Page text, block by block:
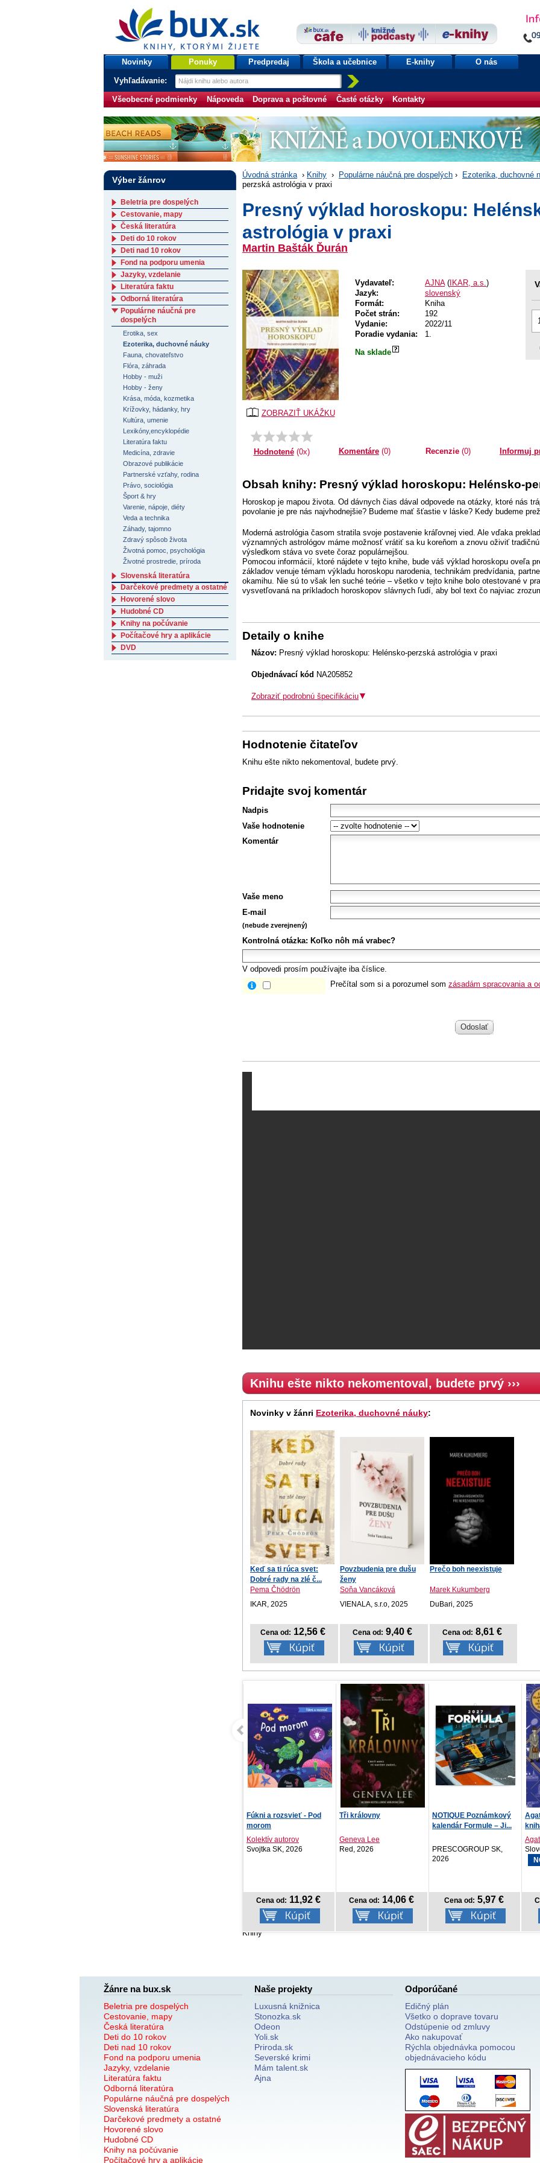
bux.sk
knihy, ktorými žijete
Úvodná stránka
Novinky Ponuky Predpredaj Škola a učebnice E-knihy O nás
Vyhľadávanie:
Všeobecné podmienky Nápoveda Doprava a poštovné Časté otázky Kontakty
Úvodná stránka › Knihy › Populárne náučná pre dospelých › Ezoterika, duchovné
perzská astrológia v praxi
Presný výklad horoskopu:
astrológia v praxi
Martin Bašták Ďurán
ZOBRAZIŤ UKÁŽKU
Vydavateľ: AJNA( IKAR, a.s.)
Jazyk:
slovenský
Formát:
Kniha
Počet strán:
192
Vydanie:
2022/11
Poradie vydania:
1.
Na sklade
Hodnotené(0x) Komentáre (0) Recenzie(0) Informuj
Obsah knihy: Presný výklad horoskopu: Helénsko-
Horoskop je mapou života. Od dávnych čias dával odpovede na otázky, ktoré nás
povolanie je pre nás najvhodnejšie? Budeme mať šťastie v láske? Kedy budeme
Moderná astrológia časom stratila svoje postavenie kráľovnej vied. Ale vďaka
významných astrológov máme možnosť vrátiť sa ku koreňom a znovu oživiť
výsledkom stáva vo svete čoraz populárnejšou.
Pomocou informácií, ktoré nájdete v tejto knihe, bude váš výklad horoskopu oveľa
základov venuje témam výkladu horoskopu narodenia, technikám predvídania,
okamihu. Nie sú to však len suché teórie – všetko v tejto knihe bolo otestované v
vysvetľovaná na príkladoch horoskopov slávnych ľudí, aby bol text čo najviac
Detaily o knihe
Názov: Presný výklad horoskopu: Helénsko-perzská astrológia v praxi
Objednávací kód NA205852
Zobraziť podrobnú špecifikáciu
Hodnotenie čitateľov
Knihu ešte nikto nekomentoval, budete prvý.
Pridajte svoj komentár
Nadpis
Vaše hodnotenie
Komentár
Vaše meno
E-mail
(nebude zverejnený)
Kontrolná otázka: Koľko nôh má vrabec?
V odpovedi prosím používajte iba číslice.
Prečítal som si a porozumel som zásadám spracovania a
Odoslať
Knihu ešte nikto nekomentoval, budete prvý ›››
Novinky v žánri Ezoterika, duchovné náuky:
Keď sa ti rúca svet:
Dobré rady na zlé č...
Pema Čhödrön
IKAR, 2025
Cena od: 12,56 €
Povzbudenia pre dušu
ženy
Soňa Vancáková
VIENALA, s.r.o, 2025
Cena od: 9,40 €
Prečo boh neexistuje
Marek Kukumberg
DuBari, 2025
Cena od: 8,61 €
Tři královny
Geneva Lee
Red, 2026
Cena od: 14,06 €
NOTIQUE Poznámkový
PRESCOGROUP SK,
Cena od: 5,97 €
Agatha Christie Oficiálna
kniha hlavolam...
Slovenský spiso..., 2026
NOVINKA
Cena od:12,68 €
Knihy
Výber žánrov
Beletria pre dospelých
Cestovanie, mapy
Česká literatúra
Deti do 10 rokov
Deti nad 10 rokov
Fond na podporu umenia
Jazyky, vzdelanie
Literatúra faktu
Odborná literatúra
Populárne náučná pre
dospelých
Erotika, sex
Ezoterika, duchovné náuky
Fauna, chovateľstvo
Flóra, záhrada
Hobby - muži
Hobby - ženy
Krása, móda, kozmetika
Krížovky, hádanky, hry
Kultúra, umenie
Lexikóny,encyklopédie
Literatúra faktu
Medicína, zdravie
Obrazové publikácie
Partnerské vzťahy, rodina
Právo, sociológia
Šport & hry
Varenie, nápoje, diéty
Veda a technika
Záhady, tajomno
Zdravý spôsob života
Životná pomoc, psychológia
Životné prostredie, príroda
Slovenská literatúra
Darčekové predmety a ostatné
Hovorené slovo
Hudobné CD
Knihy na počúvanie
Počítačové hry a aplikácie
DVD
Žánre na bux.sk
Beletria pre dospelých
Cestovanie, mapy
Česká literatúra
Deti do 10 rokov
Deti nad 10 rokov
Fond na podporu umenia
Jazyky, vzdelanie
Literatúra faktu
Odborná literatúra
Populárne náučná pre dospelých
Slovenská literatúra
Darčekové predmety a ostatné
Hovorené slovo
Hudobné CD
Knihy na počúvanie
Počítačové hry a aplikácie
Naše projekty
Luxusná knižnica
Stonozka.sk
Odeon
Yoli.sk
Priroda.sk
Severské krimi
Mám talent.sk
Ajna
Odporúčané
Edičný plán
Všetko o doprave tovaru
Odstúpenie od zmluvy
Ako nakupovať
Rýchla objednávka pomocou
objednávacieho kódu